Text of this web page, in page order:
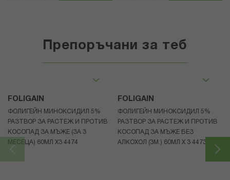
Препоръчани за теб
FOLIGAIN
ФОЛИГЕЙН МИНОКСИДИЛ 5%
РАЗТВОР ЗА РАСТЕЖ И ПРОТИВ
КОСОПАД ЗА МЪЖЕ (ЗА 3
МЕСЕЦА) 60МЛ X3 4474
FOLIGAIN
ФОЛИГЕЙН МИНОКСИДИЛ 5%
РАЗТВОР ЗА РАСТЕЖ И ПРОТИВ
КОСОПАД ЗА МЪЖЕ БЕЗ
АЛКОХОЛ (3М.) 60МЛ X 3 4473